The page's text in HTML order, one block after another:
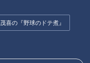
喜の『野球のドテ煮』
うちの19名。小3から
した女子生徒や、小4
1まで海外で過ごした